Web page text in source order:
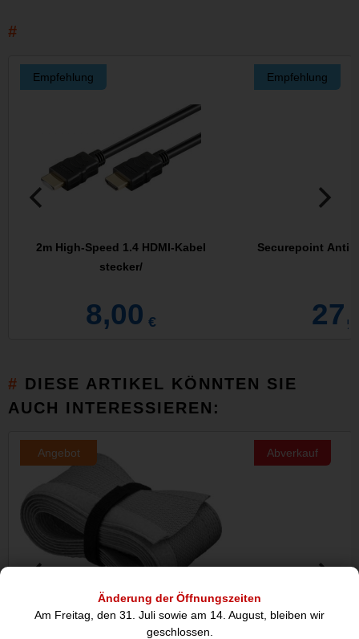
Änderung der Öffnungszeiten
Am Freitag, den 31. Juli sowie am 14. August, bleiben wir
geschlossen.
Empfehlung
2m High-Speed 1.4 HDMI-Kabel
stecker/
8,00 €
Empfehlung
Securepoint
DIESE ARTIKEL KÖNNTEN SIE
AUCH INTERESSIEREN:
Angebot
WireSleeve flexibler Kabelmantel
Abverkauf
100er